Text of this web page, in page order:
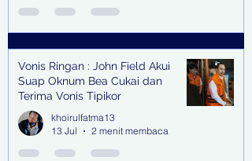
Vonis Ringan : John Field Akui
Suap Oknum Bea Cukai dan
Terima Vonis Tipikor
khoirulfatma13
13 Jul
2 menit membaca